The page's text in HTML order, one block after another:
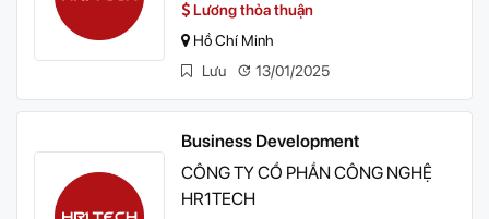
Lương thỏa thuận
Hồ Chí Minh
Lưu
13/01/2025
Business Development
CÔNG TY CỔ PHẦN CÔNG NGHỆ
HR1TECH